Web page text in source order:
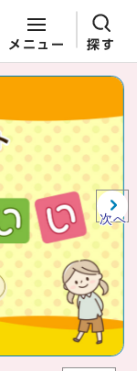
メニュー 探す
市役所か
次へ